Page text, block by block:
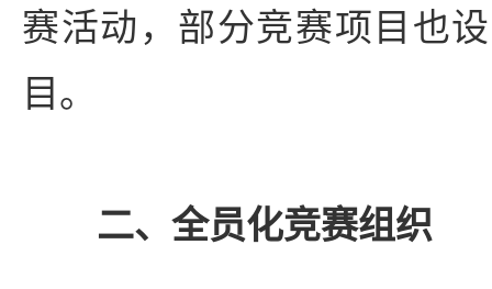
赛活动，部分竞赛项目也
目。
二、全员化竞赛组织